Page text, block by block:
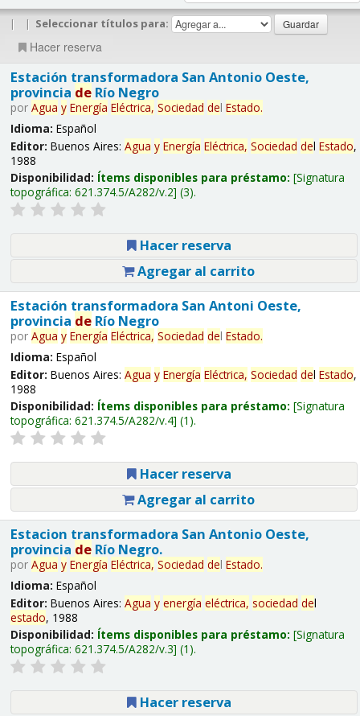
| | Seleccionar títulos para:
Hacer reserva
Estación transformadora San Antonio Oeste,
provincia deRío Negro
por Agua y Energía Eléctrica, Sociedad del Estado.
Idioma: Español
Editor: Buenos Aires: Agua y Energía Eléctrica, Sociedad del Estado,
1988
Disponibilidad: Ítems disponibles para préstamo: Signatura
topográfica: 621.374.5/A282/v.2 (3).
Hacer reserva
Agregar al carrito
Estación transformadora San Antoni Oeste,
provincia deRío Negro
por Agua y Energía Eléctrica, Sociedad del Estado.
Idioma: Español
Editor: Buenos Aires: Agua y Energía Eléctrica, Sociedad del Estado,
1988
Disponibilidad: Ítems disponibles para préstamo: Signatura
topográfica: 621.374.5/A282/v.4 (1).
Hacer reserva
Agregar al carrito
Estacion transformadora San Antonio Oeste,
provincia deRío Negro.
por Agua y Energía Eléctrica, Sociedad del Estado.
Idioma: Español
Editor: Buenos Aires: Agua y energía eléctrica, sociedad del
estado, 1988
Disponibilidad: Ítems disponibles para préstamo: Signatura
topográfica: 621.374.5/A282/v.3 (1).
Hacer reserva